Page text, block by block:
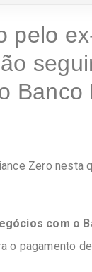
pelo
Banco
Zero nesta
com o
o pagamento